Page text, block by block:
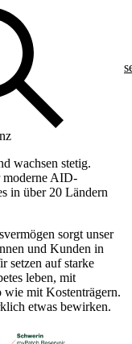
wachsen stetig.
moderne AID-
in über 20 Ländern
sorgt unser
und Kunden in
setzen auf starke
leben, mit
wie mit Kostenträgern.
etwas bewirken.